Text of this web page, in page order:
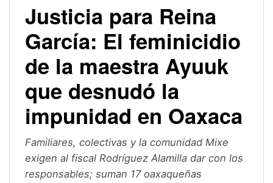
Justicia para Reina
García: El feminicidio
de la maestra Ayuuk
que desnudó la
impunidad en Oaxaca
Familiares, colectivas y la comunidad Mixe
exigen al fiscal Rodríguez Alamilla dar con los
responsables; suman 17 oaxaqueñas